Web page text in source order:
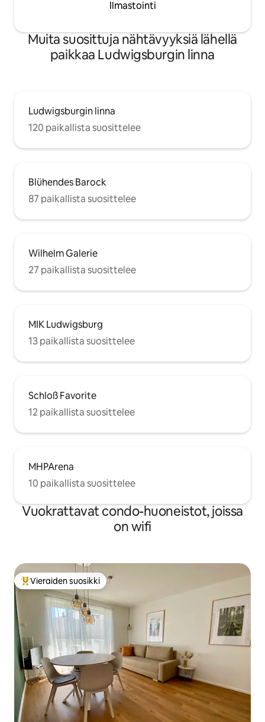
Ilmastointi
Muita suosittuja nähtävyyksiä lähellä
paikkaa Ludwigsburgin linna
Ludwigsburgin linna
120 paikallista suosittelee
Blühendes Barock
87 paikallista suosittelee
Wilhelm Galerie
27 paikallista suosittelee
MIK Ludwigsburg
13 paikallista suosittelee
Schloß Favorite
12 paikallista suosittelee
MHPArena
10 paikallista suosittelee
Vuokrattavat condo-huoneistot, joissa
on wifi
Vieraiden suosikkien parhaimmistoa
Vieraiden suosikki